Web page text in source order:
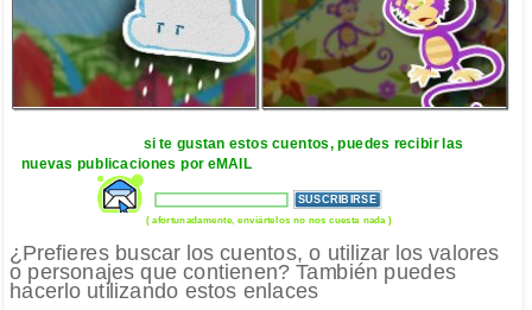
si te gustan estos cuentos, puedes recibir las
nuevas publicaciones por eMAIL
( afortunadamente, enviártelos no nos cuesta nada )
¿Prefieres buscar los cuentos, o utilizar los valores
o personajes que contienen? También puedes
hacerlo utilizando estos enlaces